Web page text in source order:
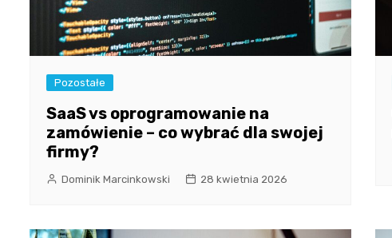
Pozostałe
SaaS vs oprogramowanie na
zamówienie – co wybrać dla swojej
firmy?
Dominik Marcinkowski 28 kwietnia 2026